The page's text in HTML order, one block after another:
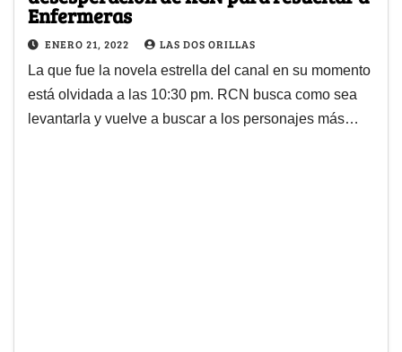
Enfermeras
ENERO 21, 2022 LAS DOS ORILLAS
La que fue la novela estrella del canal en su momento
está olvidada a las 10:30 pm. RCN busca como sea
levantarla y vuelve a buscar a los personajes más…